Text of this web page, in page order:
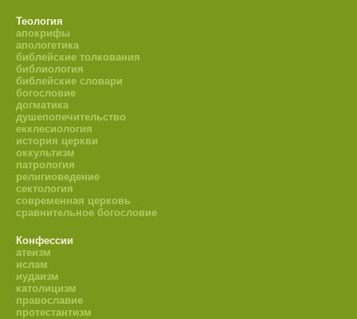
Теология
апокрифы
апологетика
библейские толкования
библиология
библейские словари
богословие
догматика
душепопечительство
екклесиология
история церкви
оккультизм
патрология
религиоведение
сектология
современная церковь
сравнительное богословие
Конфессии
атеизм
ислам
иудаизм
католицизм
православие
протестантизм